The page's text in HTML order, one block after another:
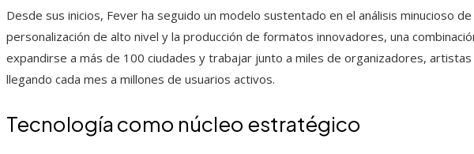
Desde sus inicios, Fever ha seguido un modelo sustentado en el análisis minucioso
personalización de alto nivel y la producción de formatos innovadores, una
expandirse a más de 100 ciudades y trabajar junto a miles de organizadores,
llegando cada mes a millones de usuarios activos.
Tecnología como núcleo estratégico